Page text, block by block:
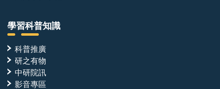
學習科普知識
科普推廣
研之有物
中研院訊
影音專區